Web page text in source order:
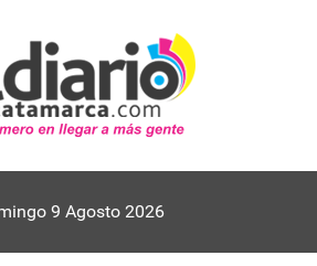
9 Agosto 2026